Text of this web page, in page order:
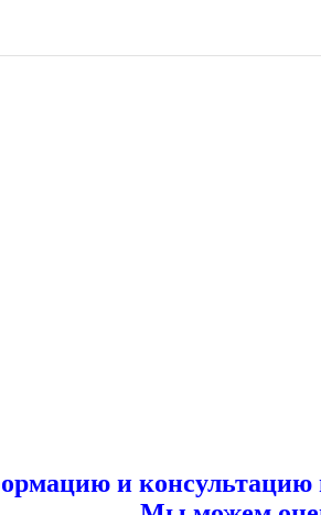
и консультацию